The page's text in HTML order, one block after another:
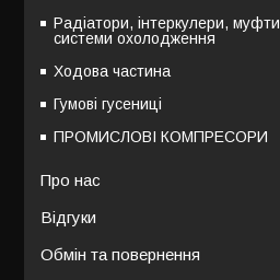
Радіатори, інтеркулери, муфти
системи охолодження
Ходова частина
Гумові гусениці
ПРОМИСЛОВІ КОМПРЕСОРИ
Про нас
Відгуки
Обмін та повернення